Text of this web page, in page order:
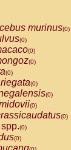
murinus(0)
(0)
(0)
(0)
(0)
(0)
(0)
(0)
(0)
spp.(0)
(0)